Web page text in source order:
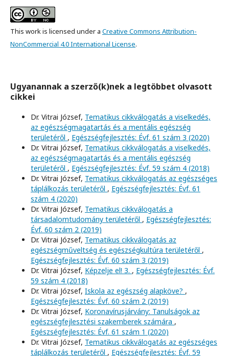
This work is licensed under a Creative Commons Attribution-
NonCommercial 4.0 International License.
Ugyanannak a szerző(k)nek a legtöbbet olvasott
cikkei
Dr. Vitrai József, Tematikus cikkválogatás a viselkedés,
az egészségmagatartás és a mentális egészség
területéről , Egészségfejlesztés: Évf. 61 szám 3 (2020)
Dr. Vitrai József, Tematikus cikkválogatás a viselkedés,
az egészségmagatartás és a mentális egészség
területéről , Egészségfejlesztés: Évf. 59 szám 4 (2018)
Dr. Vitrai József, Tematikus cikkválogatás az egészséges
táplálkozás területéről , Egészségfejlesztés: Évf. 61
szám 4 (2020)
Dr. Vitrai József, Tematikus cikkválogatás a
társadalomtudomány területéről , Egészségfejlesztés:
Évf. 60 szám 2 (2019)
Dr. Vitrai József, Tematikus cikkválogatás az
egészségműveltség és egészségkultúra területéről ,
Egészségfejlesztés: Évf. 60 szám 3 (2019)
Dr. Vitrai József, Képzelje el! 3. , Egészségfejlesztés: Évf.
59 szám 4 (2018)
Dr. Vitrai József, Iskola az egészség alapköve? ,
Egészségfejlesztés: Évf. 60 szám 2 (2019)
Dr. Vitrai József, Koronavírusjárvány: Tanulságok az
egészségfejlesztési szakemberek számára ,
Egészségfejlesztés: Évf. 61 szám 1 (2020)
Dr. Vitrai József, Tematikus cikkválogatás az egészséges
táplálkozás területéről , Egészségfejlesztés: Évf. 59